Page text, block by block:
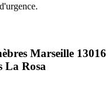
Marseille 13016
La Rosa